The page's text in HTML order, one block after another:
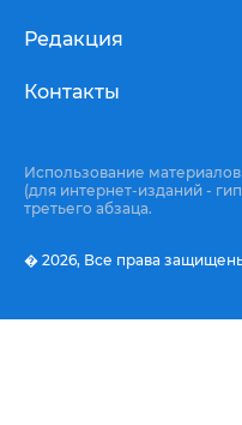
Редакция
Контакты
Использование
(для интернет-изданий -
третьего абзаца.
� 2026, Все права